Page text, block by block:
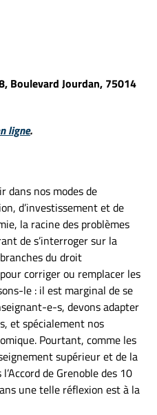
Boulevard Jourdan, 75014
ligne.
dans nos modes de
d’investissement et de
la racine des problèmes
de s’interroger sur la
du droit
corriger ou remplacer les
le : il est marginal de se
e-s, devons adapter
et spécialement nos
Pourtant, comme les
supérieur et de la
de Grenoble des 10
une telle réflexion est à la